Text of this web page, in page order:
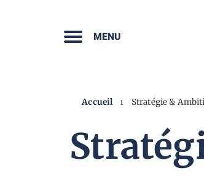
MENU
Accueil ı Stratégie &